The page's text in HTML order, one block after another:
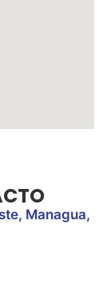
Managua,